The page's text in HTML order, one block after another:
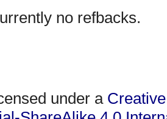
no refbacks.
under a